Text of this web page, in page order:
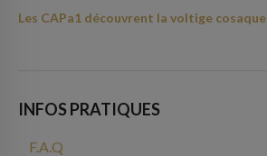
Les CAPa1 découvrent la voltige cosaque
INFOS PRATIQUES
F.A.Q